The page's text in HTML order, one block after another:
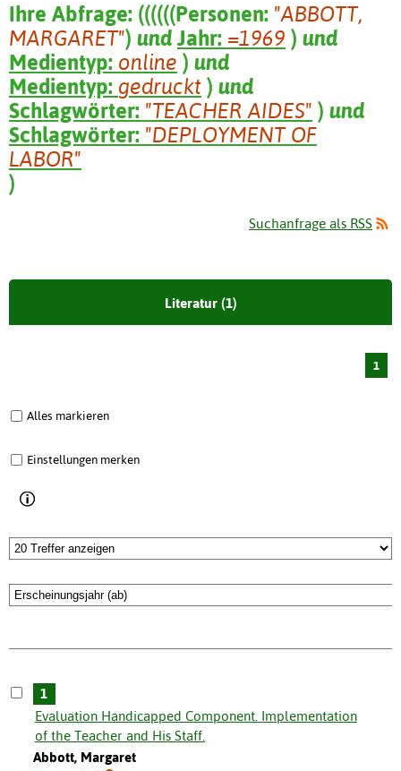
Ihre Abfrage: ((((((Personen: "ABBOTT,
MARGARET") und Jahr: =1969 ) und
Medientyp: online ) und
Medientyp: gedruckt ) und
Schlagwörter: "TEACHER AIDES" ) und
Schlagwörter: "DEPLOYMENT OF
LABOR"
)
Suchanfrage als RSS
Literatur (1)
1
Alles markieren
Einstellungen merken
1
Evaluation Handicapped Component. Implementation
of the Teacher and His Staff.
Abbott, Margaret